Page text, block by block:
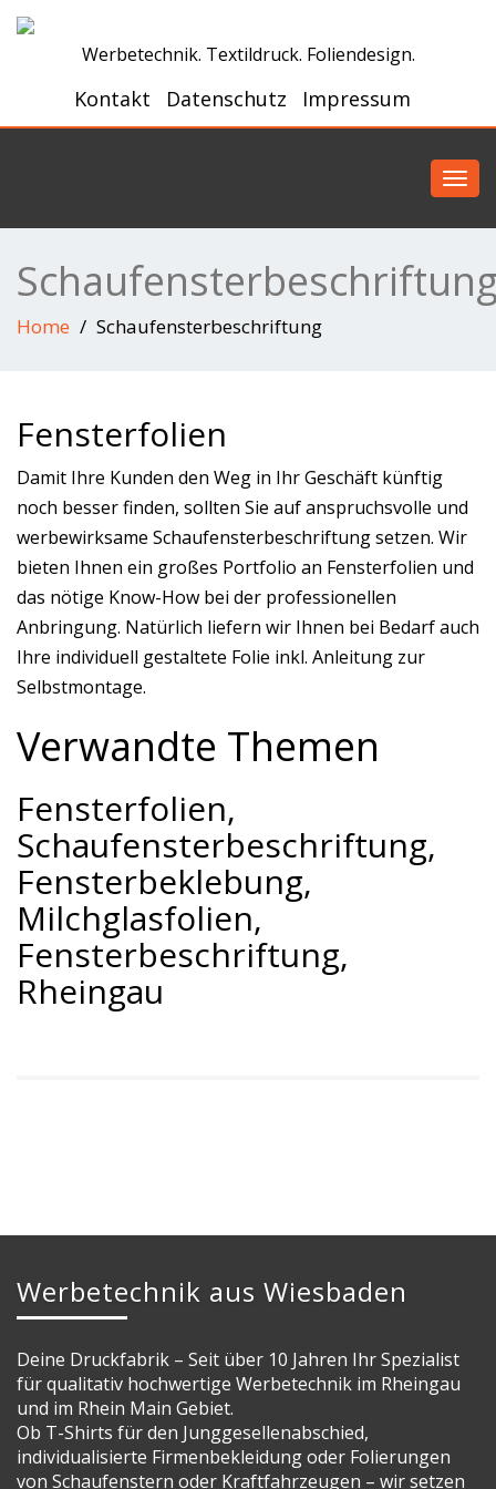
Werbetechnik. Textildruck. Foliendesign.
Kontakt Datenschutz Impressum
Home Schaufensterbeschriftung
Fensterfolien
Damit Ihre Kunden den Weg in Ihr Geschäft künftig
noch besser finden, sollten Sie auf anspruchsvolle und
werbewirksame Schaufensterbeschriftung setzen. Wir
bieten Ihnen ein großes Portfolio an Fensterfolien und
das nötige Know-How bei der professionellen
Anbringung. Natürlich liefern wir Ihnen bei Bedarf auch
Ihre individuell gestaltete Folie inkl. Anleitung zur
Selbstmontage.
Verwandte Themen
Fensterfolien,
Schaufensterbeschriftung,
Fensterbeklebung,
Milchglasfolien,
Fensterbeschriftung,
Rheingau
Werbetechnik aus Wiesbaden
Deine Druckfabrik – Seit über 10 Jahren Ihr Spezialist
für qualitativ hochwertige Werbetechnik im Rheingau
und im Rhein Main Gebiet.
Ob T-Shirts für den Junggesellenabschied,
individualisierte Firmenbekleidung oder Folierungen
von Schaufenstern oder Kraftfahrzeugen – wir setzen